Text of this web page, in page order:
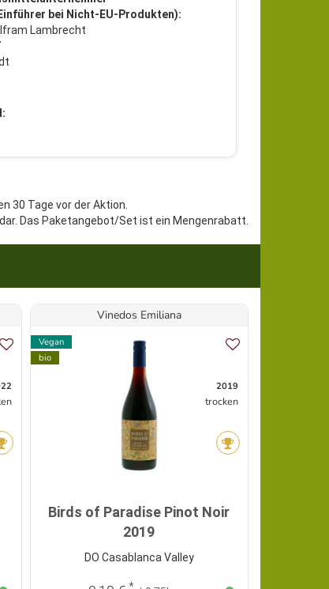
bei Nicht-EU-Produkten):
Lambrecht
30 Tage vor der Aktion.
Das Paketangebot/Set ist ein Mengenrabatt.
Vinedos Emiliana
Vegan
bio
2019
trocken
Birds of Paradise Pinot Noir
2019
DO Casablanca Valley